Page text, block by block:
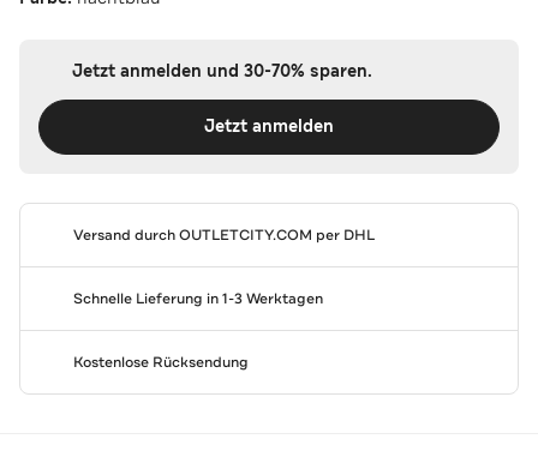
Jetzt anmelden und 30-70% sparen.
Jetzt anmelden
Versand durchOUTLETCITY.COM per DHL
Schnelle Lieferung in 1-3 Werktagen
Kostenlose Rücksendung